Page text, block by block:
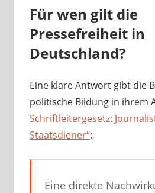
Für wen gilt die
Pressefreiheit in
Deutschland?
Eine klare Antwort gibt die
politische Bildung in ihrem
Schriftleitergesetz:
Staatsdiener“:
Eine direkte